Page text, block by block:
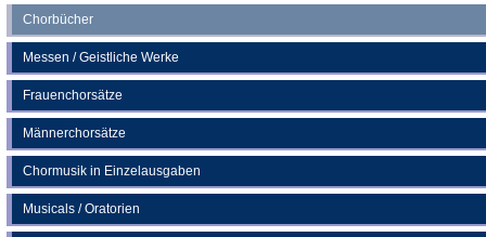
Chorbücher
Messen / Geistliche Werke
Frauenchorsätze
Männerchorsätze
Chormusik in Einzelausgaben
Musicals / Oratorien